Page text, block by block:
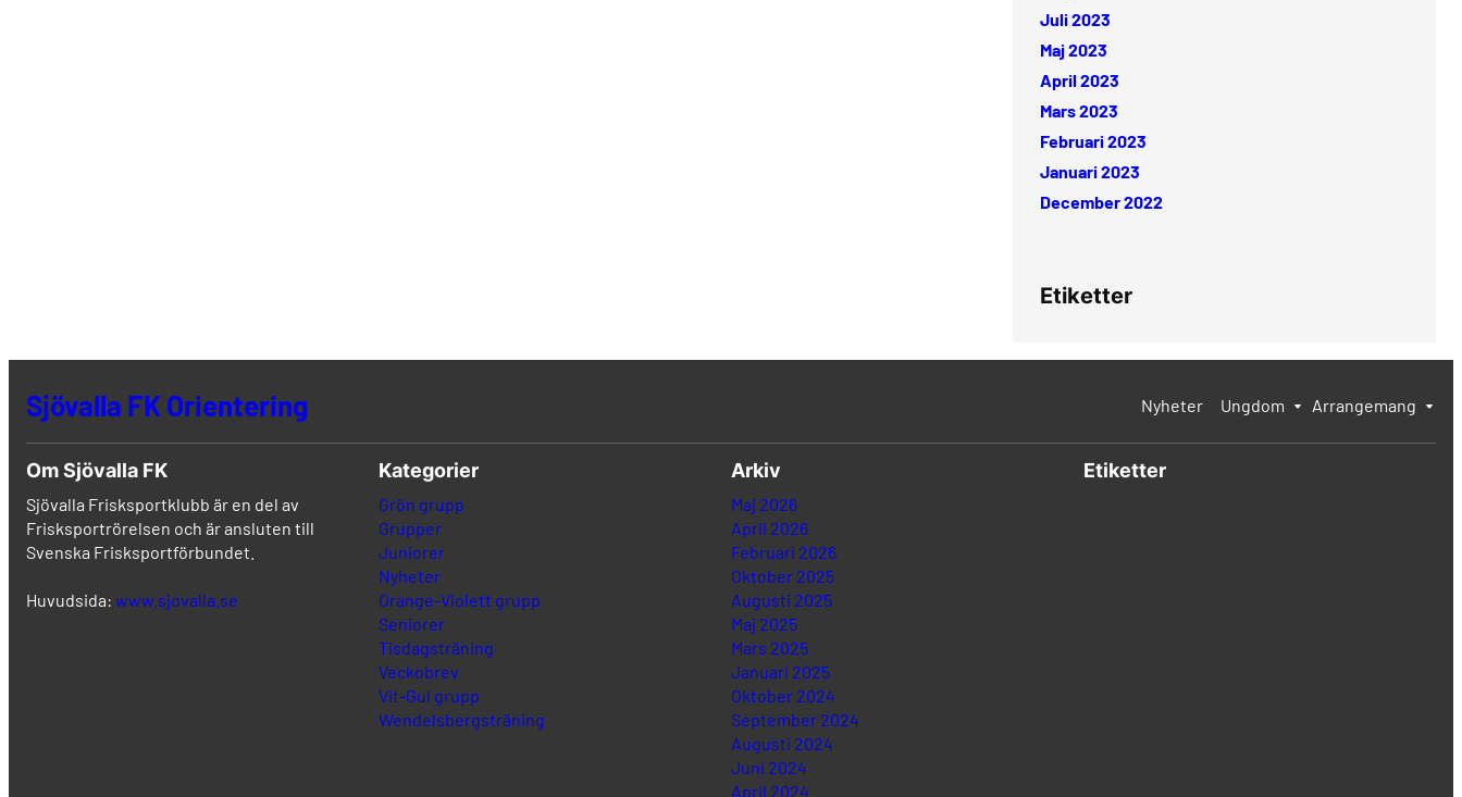
Juli 2023
Maj 2023
April 2023
Mars 2023
Februari 2023
Januari 2023
December 2022
Etiketter
Sjövalla FK Orientering Nyheter Ungdom Arrangemang
Om Sjövalla FK
Sjövalla Frisksportklubb är en del av
Frisksportrörelsen och är ansluten till
Svenska Frisksportförbundet.
Huvudsida: www.sjovalla.se
Kategorier
Grön grupp
Grupper
Juniorer
Nyheter
Orange-Violett grupp
Seniorer
Tisdagsträning
Veckobrev
Vit-Gul grupp
Wendelsbergsträning
Arkiv
Maj 2026
April 2026
Februari 2026
Oktober 2025
Augusti 2025
Maj 2025
Mars 2025
Januari 2025
Oktober 2024
September 2024
Augusti 2024
Juni 2024
April 2024
Etiketter